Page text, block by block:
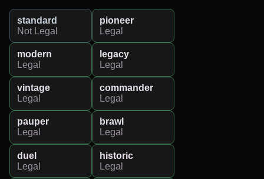
standard
Not Legal
pioneer
Legal
modern
Legal
legacy
Legal
vintage
Legal
commander
Legal
pauper
Legal
brawl
Legal
duel
Legal
historic
Legal